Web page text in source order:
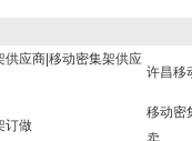
供应商|移动密集架供应
许昌移
订做
移动密